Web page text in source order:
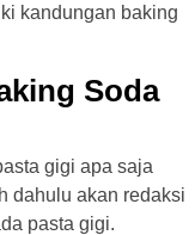
kandungan baking
Soda
gigi apa saja
dahulu akan redaksi
pasta gigi.